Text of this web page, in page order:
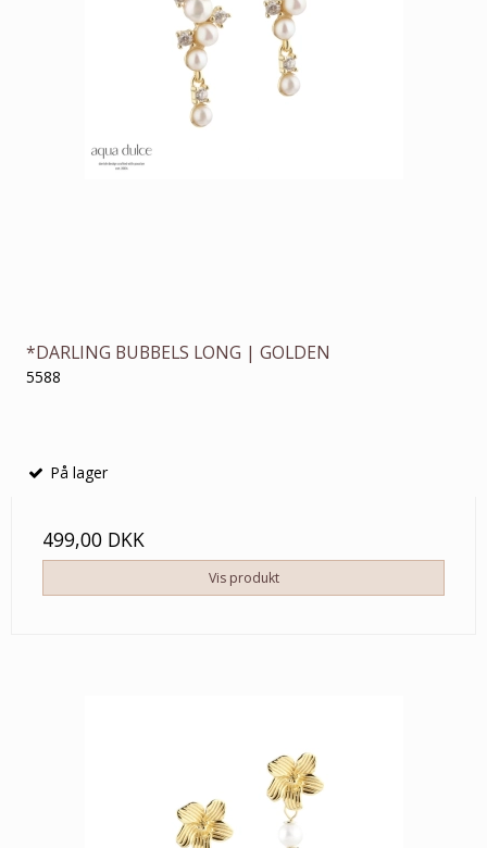
*DARLING BUBBELS LONG | GOLDEN
5588
På lager
499,00 DKK
Vis produkt